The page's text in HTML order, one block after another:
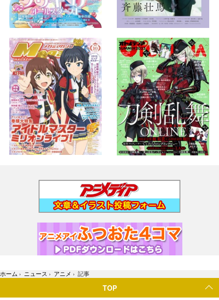
ホーム › ニュース › アニメ › 記事
TOP